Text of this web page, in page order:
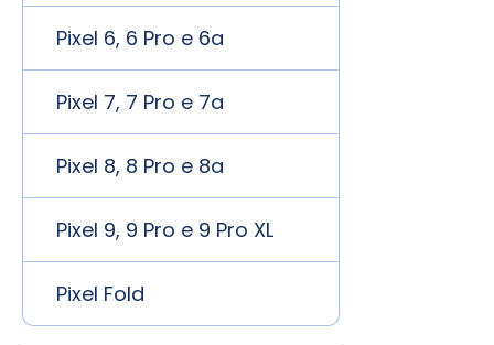
Pixel 6, 6 Pro e 6a
Pixel 7, 7 Pro e 7a
Pixel 8, 8 Pro e 8a
Pixel 9, 9 Pro e 9 Pro XL
Pixel Fold